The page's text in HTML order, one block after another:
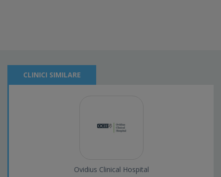
CLINICI SIMILARE
Ovidius Clinical Hospital